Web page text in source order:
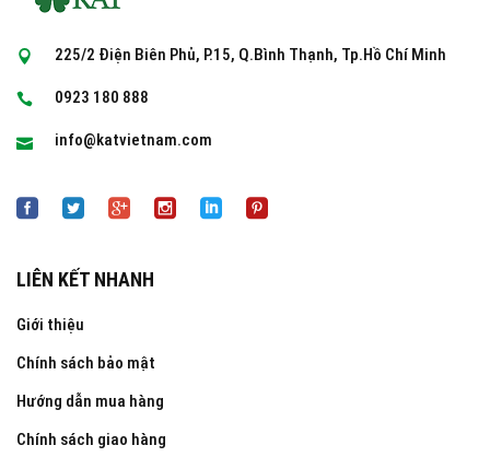
225/2 Điện Biên Phủ, P.15, Q.Bình Thạnh, Tp.Hồ Chí Minh
0923 180 888
info@katvietnam.com
LIÊN KẾT NHANH
Giới thiệu
Chính sách bảo mật
Hướng dẫn mua hàng
Chính sách giao hàng